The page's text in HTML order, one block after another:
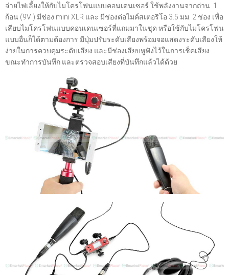
จ่ายไฟเลี้ยงให้กับไมโครโฟนแบบคอนเดนเซอร์ ใช้พลังงานจากถ่าน 1
ก้อน (9V ) มีช่อง mini XLR และ มีช่องต่อไมค์สเตอริโอ 3.5 มม. 2 ช่อง เพื่อ
เสียบไมโครโฟนแบบคอนเดนเซอร์ที่แถมมาในชุด หรือใช้กับไมโครโฟน
แบบอื่นก็ได้ตามต้องการ มีปุ่มปรับระดับเสียงพร้อมจอแสดงระดับเสียงให้
ง่ายในการควบคุมระดับเสียง และมีช่องเสียบหูฟังไว้ในการเช็คเสียง
ขณะทำการบันทึก และตรวจสอบเสียงที่บันทึกแล้วได้ด้วย